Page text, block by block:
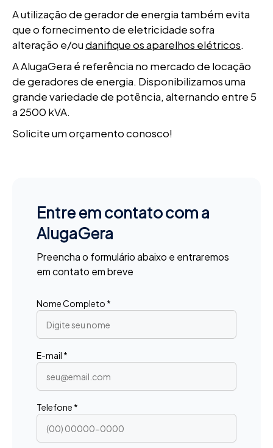
A utilização de gerador de energia também evita
que o fornecimento de eletricidade sofra
alteração e/oudanifique os aparelhos elétricos.
A AlugaGera é referência no mercado de locação
de geradores de energia. Disponibilizamos uma
grande variedade de potência, alternando entre 5
a 2500 kVA.
Solicite um orçamento conosco!
Entre em contato com a
AlugaGera
Preencha o formulário abaixo e entraremos
em contato em breve
Nome Completo *
E-mail *
Telefone *